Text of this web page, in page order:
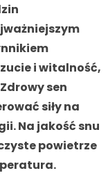
i witalność,
sen
siły na
Na jakość snu
powietrze